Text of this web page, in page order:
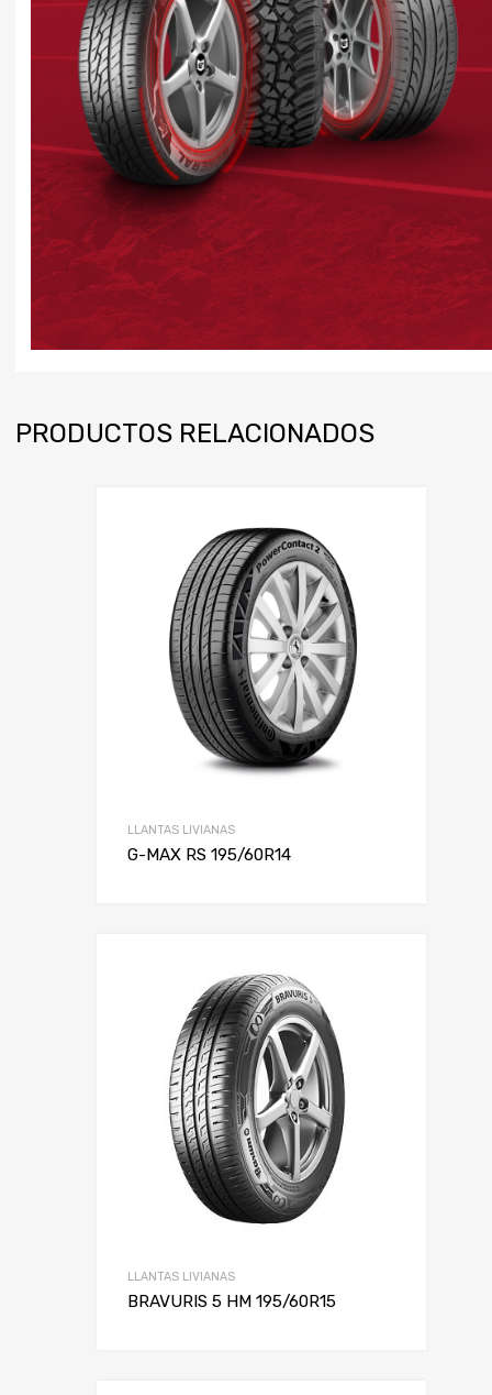
PRODUCTOS RELACIONADOS
LLANTAS LIVIANAS
G-MAX RS 195/60R14
LLANTAS LIVIANAS
BRAVURIS 5 HM 195/60R15